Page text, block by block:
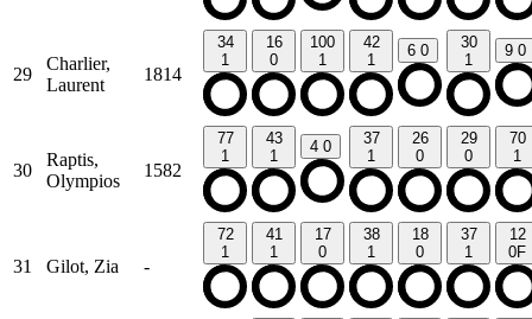
29
Charlier,
Laurent
1814
34
1
16
0
100
1
42
1
6 0
30
1
9 0
30
Raptis,
Olympios
1582
77
1
43
1
4 0
37
1
26
0
29
0
70
1
31 Gilot, Zia -
72
1
41
1
17
0
38
1
18
0
37
1
12
0F